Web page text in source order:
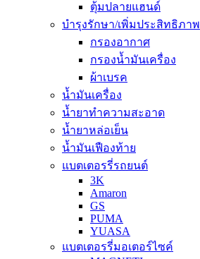
ตุ้มปลายแฮนด์
บำรุงรักษา/เพิ่มประสิทธิภาพ
กรองอากาศ
กรองน้ำมันเครื่อง
ผ้าเบรค
น้ำมันเครื่อง
น้ำยาทำความสะอาด
น้ำยาหล่อเย็น
น้ำมันเฟืองท้าย
แบตเตอรรี่รถยนต์
3K
Amaron
GS
PUMA
YUASA
แบตเตอรรี่มอเตอร์ไซค์